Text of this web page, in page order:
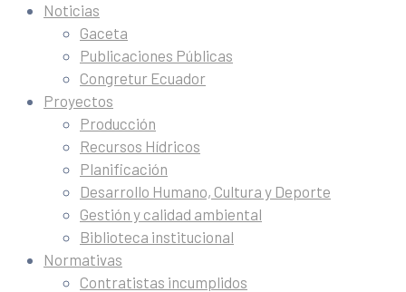
Noticias
Gaceta
Publicaciones Públicas
Congretur Ecuador
Proyectos
Producción
Recursos Hídricos
Planificación
Desarrollo Humano, Cultura y Deporte
Gestión y calidad ambiental
Biblioteca institucional
Normativas
Contratistas incumplidos